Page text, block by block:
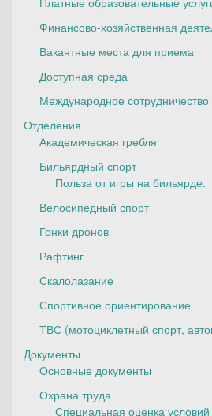
Финансово-хозяйственная
Вакантные места для приема
Доступная среда
Международное сотрудничество
Отделения
Академическая гребля
Бильярдный спорт
Польза от игры на бильярде.
Велосипедный спорт
Гонки дронов
Рафтинг
Скалолазание
Спортивное ориентирование
ТВС (мотоциклетный спорт,
Документы
Основные документы
Охрана труда
Специальная оценка условий